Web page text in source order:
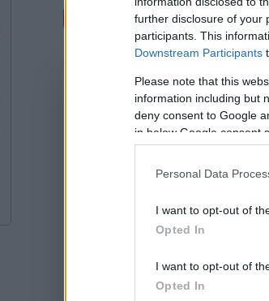
further disclosure of your
participants. This
Downstream Participants
Please note that this
information including but
deny consent to Google
in below Google consent
Personal Data
I want to opt-out of
Opted In
I want to opt-out of
Opted In
Σχόλια